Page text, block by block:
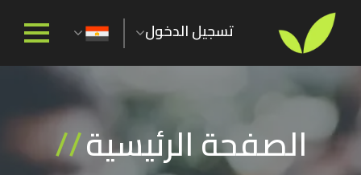
تسجيل الدخول
الصفحة الرئيسية//